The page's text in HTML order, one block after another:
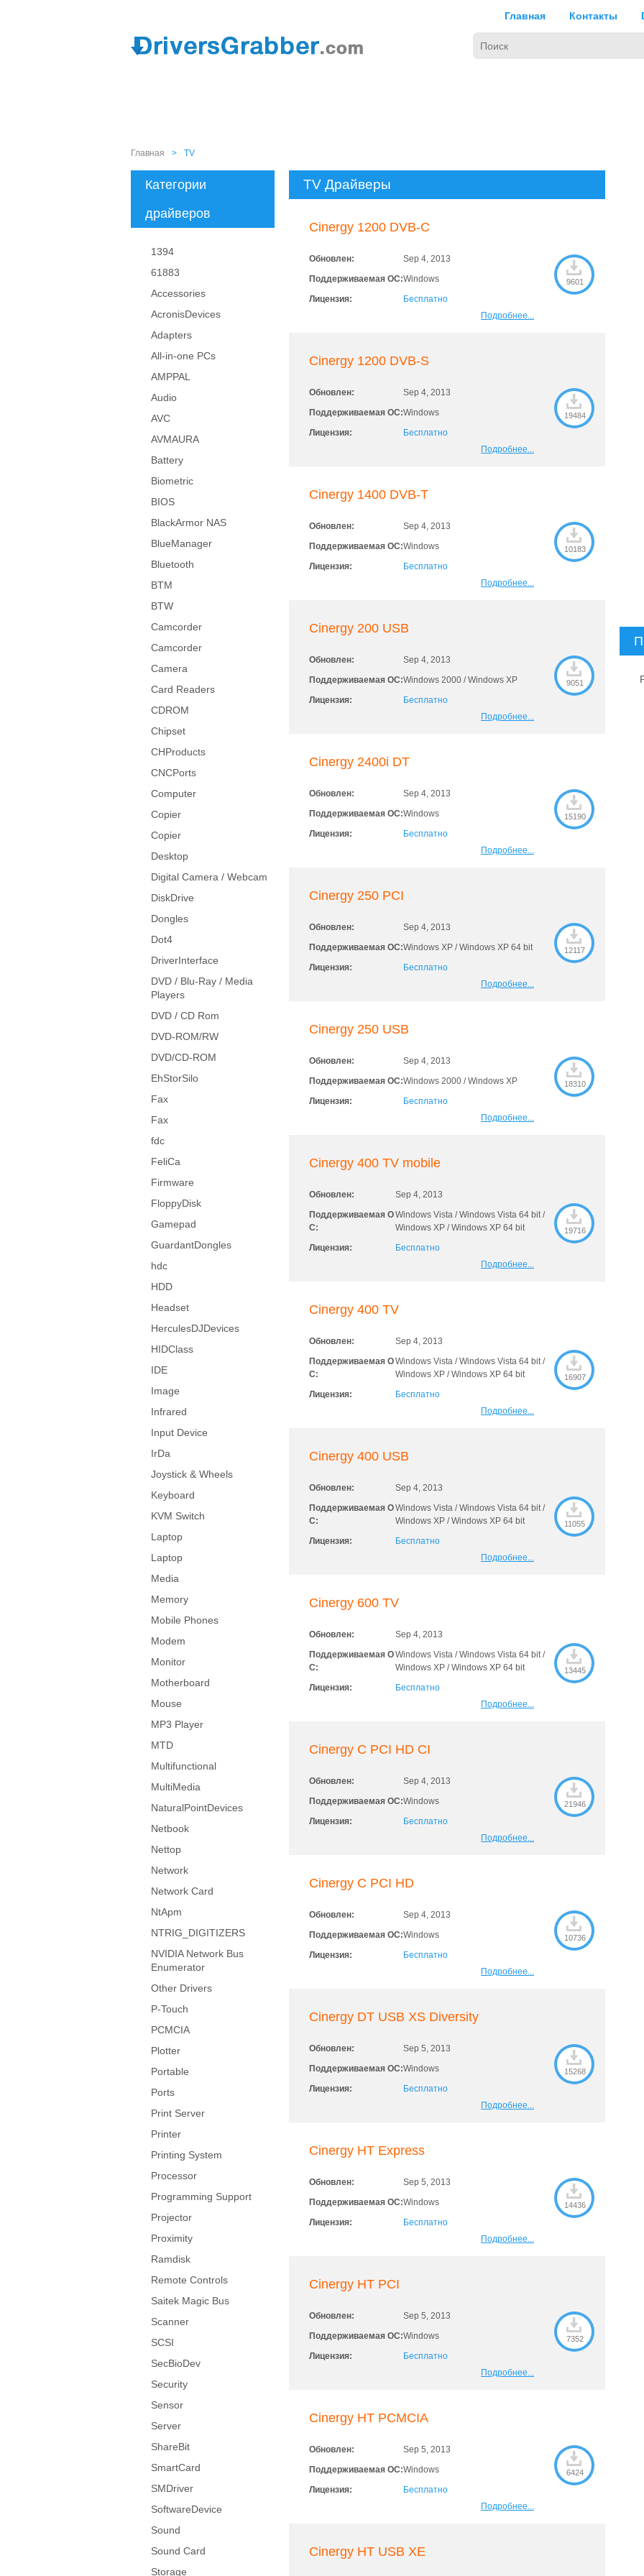
Главная Контакты
Главная > TV
Категории
драйверов
1394
61883
Accessories
AcronisDevices
Adapters
All-in-one PCs
AMPPAL
Audio
AVC
AVMAURA
Battery
Biometric
BIOS
BlackArmor NAS
BlueManager
Bluetooth
BTM
BTW
Camcorder
Camcorder
Camera
Card Readers
CDROM
Chipset
CHProducts
CNCPorts
Computer
Copier
Copier
Desktop
Digital Camera / Webcam
DiskDrive
Dongles
Dot4
DriverInterface
DVD / Blu-Ray / Media
Players
DVD / CD Rom
DVD-ROM/RW
DVD/CD-ROM
EhStorSilo
Fax
Fax
fdc
FeliCa
Firmware
FloppyDisk
Gamepad
GuardantDongles
hdc
HDD
Headset
HerculesDJDevices
HIDClass
IDE
Image
Infrared
Input Device
IrDa
Joystick & Wheels
Keyboard
KVM Switch
Laptop
Laptop
Media
Memory
Mobile Phones
Modem
Monitor
Motherboard
Mouse
MP3 Player
MTD
Multifunctional
MultiMedia
NaturalPointDevices
Netbook
Nettop
Network
Network Card
NtApm
NTRIG_DIGITIZERS
NVIDIA Network Bus
Enumerator
Other Drivers
P-Touch
PCMCIA
Plotter
Portable
Ports
Print Server
Printer
Printing System
Processor
Programming Support
Projector
Proximity
Ramdisk
Remote Controls
Saitek Magic Bus
Scanner
SCSI
SecBioDev
Security
Sensor
Server
ShareBit
SmartCard
SMDriver
SoftwareDevice
Sound
Sound Card
Storage
TV Драйверы
Cinergy 1200 DVB-C
Обновлен:
Sep 4, 2013
Поддерживаемая ОС:Windows
Лицензия:
Бесплатно
9601
Подробнее...
Cinergy 1200 DVB-S
Обновлен:
Sep 4, 2013
Поддерживаемая ОС:Windows
Лицензия:
Бесплатно
19484
Подробнее...
Cinergy 1400 DVB-T
Обновлен:
Sep 4, 2013
Поддерживаемая ОС:Windows
Лицензия:
Бесплатно
10183
Подробнее...
Cinergy 200 USB
Обновлен:
Sep 4, 2013
Поддерживаемая ОС:Windows 2000 / Windows XP
Лицензия:
Бесплатно
9051
Подробнее...
Cinergy 2400i DT
Обновлен:
Sep 4, 2013
Поддерживаемая ОС:Windows
Лицензия:
Бесплатно
15190
Подробнее...
Cinergy 250 PCI
Обновлен:
Sep 4, 2013
Поддерживаемая ОС:Windows XP / Windows XP 64 bit
Лицензия:
Бесплатно
12117
Подробнее...
Cinergy 250 USB
Обновлен:
Sep 4, 2013
Поддерживаемая ОС:Windows 2000 / Windows XP
Лицензия:
Бесплатно
18310
Подробнее...
Cinergy 400 TV mobile
Обновлен:
Sep 4, 2013
Поддерживаемая О
С:
Windows Vista / Windows Vista 64 bit /
Windows XP / Windows XP 64 bit
Лицензия:
Бесплатно
19716
Подробнее...
Cinergy 400 TV
Обновлен:
Sep 4, 2013
Поддерживаемая О
С:
Windows Vista / Windows Vista 64 bit /
Windows XP / Windows XP 64 bit
Лицензия:
Бесплатно
16907
Подробнее...
Cinergy 400 USB
Обновлен:
Sep 4, 2013
Поддерживаемая О
С:
Windows Vista / Windows Vista 64 bit /
Windows XP / Windows XP 64 bit
Лицензия:
Бесплатно
11055
Подробнее...
Cinergy 600 TV
Обновлен:
Sep 4, 2013
Поддерживаемая О
С:
Windows Vista / Windows Vista 64 bit /
Windows XP / Windows XP 64 bit
Лицензия:
Бесплатно
13445
Подробнее...
Cinergy C PCI HD CI
Обновлен:
Sep 4, 2013
Поддерживаемая ОС:Windows
Лицензия:
Бесплатно
21946
Подробнее...
Cinergy C PCI HD
Обновлен:
Sep 4, 2013
Поддерживаемая ОС:Windows
Лицензия:
Бесплатно
10736
Подробнее...
Cinergy DT USB XS Diversity
Обновлен:
Sep 5, 2013
Поддерживаемая ОС:Windows
Лицензия:
Бесплатно
15268
Подробнее...
Cinergy HT Express
Обновлен:
Sep 5, 2013
Поддерживаемая ОС:Windows
Лицензия:
Бесплатно
14436
Подробнее...
Cinergy HT PCI
Обновлен:
Sep 5, 2013
Поддерживаемая ОС:Windows
Лицензия:
Бесплатно
7352
Подробнее...
Cinergy HT PCMCIA
Обновлен:
Sep 5, 2013
Поддерживаемая ОС:Windows
Лицензия:
Бесплатно
6424
Подробнее...
Cinergy HT USB XE